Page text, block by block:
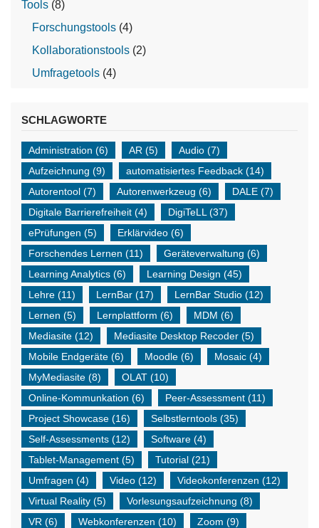
Tools (8)
Forschungstools (4)
Kollaborationstools (2)
Umfragetools (4)
SCHLAGWORTE
Administration (6) AR (5) Audio (7)
Aufzeichnung (9) automatisiertes Feedback (14)
Autorentool (7) Autorenwerkzeug (6) DALE (7)
Digitale Barrierefreiheit (4) DigiTeLL (37)
ePrüfungen (5) Erklärvideo (6)
Forschendes Lernen (11) Geräteverwaltung (6)
Learning Analytics (6) Learning Design (45)
Lehre (11) LernBar (17) LernBar Studio (12)
Lernen (5) Lernplattform (6) MDM (6)
Mediasite (12) Mediasite Desktop Recoder (5)
Mobile Endgeräte (6) Moodle (6) Mosaic (4)
MyMediasite (8) OLAT (10)
Online-Kommunkation (6) Peer-Assessment (11)
Project Showcase (16) Selbstlerntools (35)
Self-Assessments (12) Software (4)
Tablet-Management (5) Tutorial (21)
Umfragen (4) Video (12) Videokonferenzen (12)
Virtual Reality (5) Vorlesungsaufzeichnung (8)
VR (6) Webkonferenzen (10) Zoom (9)